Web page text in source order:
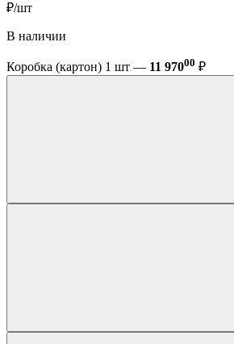
₽/шт
В наличии
Коробка (картон) 1 шт — 11 97000 ₽